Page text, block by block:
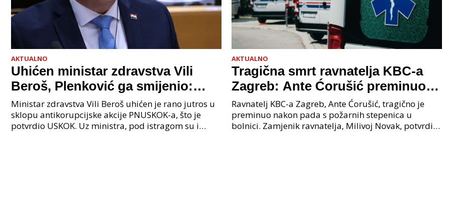
AKTUALNO
Uhićen ministar zdravstva Vili
Beroš, Plenković ga smijenio:
Istraga USKOK-a zbog korupcije
Ministar zdravstva Vili Beroš uhićen je rano jutros u
sklopu antikorupcijske akcije PNUSKOK-a, što je
potvrdio USKOK. Uz ministra, pod istragom su i
AKTUALNO
Tragična smrt ravnatelja KBC-a
Zagreb: Ante Ćorušić preminuo
nakon pada u bolnici, policija na
mjestu događaja
Ravnatelj KBC-a Zagreb, Ante Ćorušić, tragično je
preminuo nakon pada s požarnih stepenica u
bolnici. Zamjenik ravnatelja, Milivoj Novak, potvrdio